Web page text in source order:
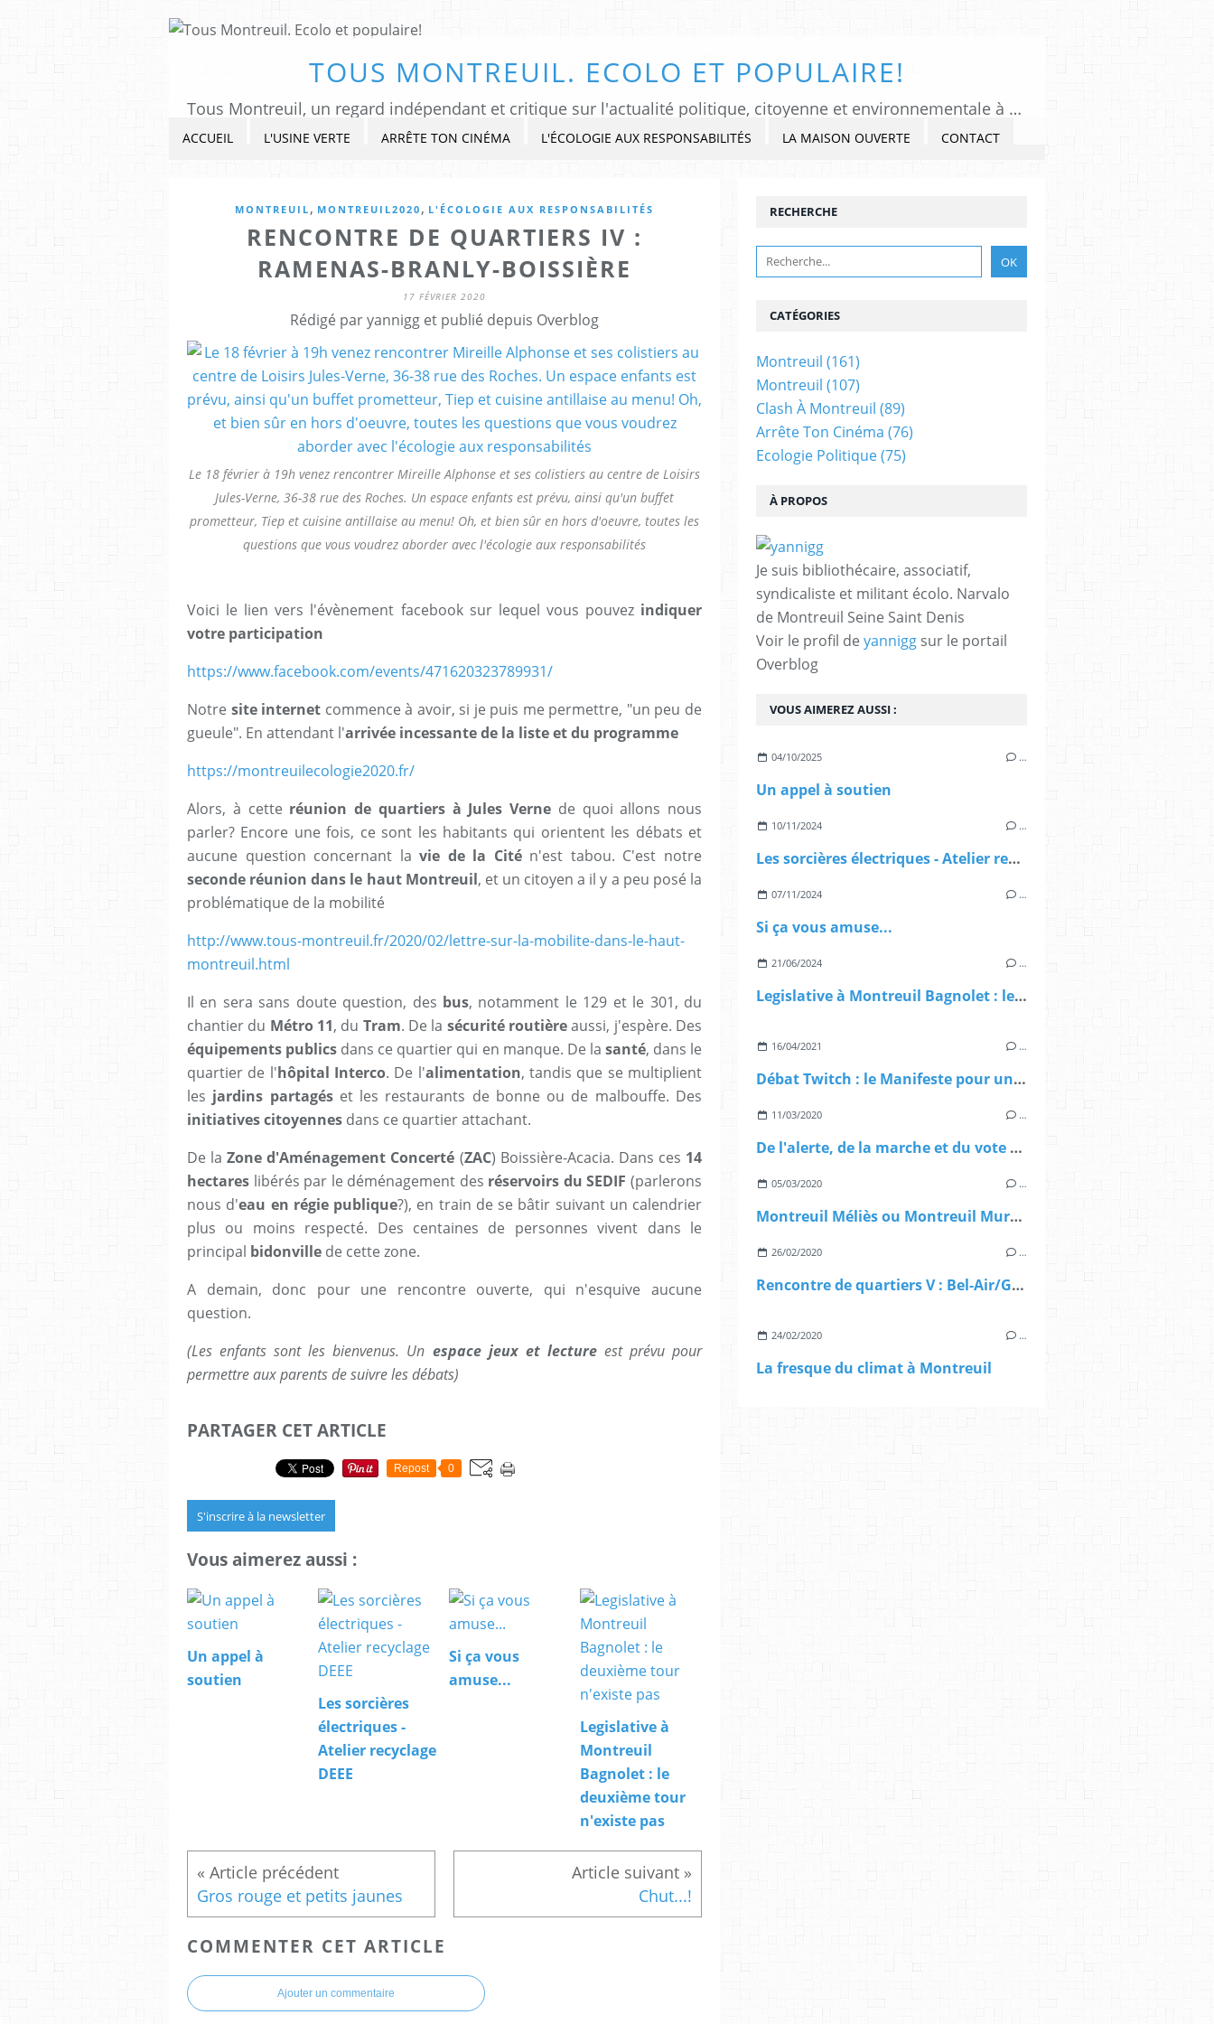
TOUS MONTREUIL. ECOLO ET POPULAIRE!
Tous Montreuil, un regard indépendant et critique sur l'actualité politique, citoyenne et environnementale à Montreuil sous Bois, Seine-Saint-Denis. Veiller, Lancer l'alerte, commenter et critiquer l'exercice du pouvoir, s'impliquer dans la Cité, au présent et au futur!
ACCUEIL L'USINE VERTE ARRÊTE TON CINÉMA L'ÉCOLOGIE AUX RESPONSABILITÉS LA MAISON OUVERTE CONTACT
MONTREUIL , MONTREUIL2020 , L'ÉCOLOGIE AUX RESPONSABILITÉS
RENCONTRE DE QUARTIERS IV :
RAMENAS-BRANLY-BOISSIÈRE
17 FÉVRIER 2020
Rédigé par yannigg et publié depuis Overblog
Le 18 février à 19h venez rencontrer Mireille Alphonse et ses colistiers au centre de Loisirs
Jules-Verne, 36-38 rue des Roches. Un espace enfants est prévu, ainsi qu'un buffet
prometteur, Tiep et cuisine antillaise au menu! Oh, et bien sûr en hors d'oeuvre, toutes les
questions que vous voudrez aborder avec l'écologie aux responsabilités
Voici le lien vers l'évènement facebook sur lequel vous pouvez indiquer
votre participation
https://www.facebook.com/events/471620323789931/
Notre site internet commence à avoir, si je puis me permettre, "un peu de
gueule". En attendant l'arrivée incessante de la liste et du programme
https://montreuilecologie2020.fr/
Alors, à cette réunion de quartiers à Jules Verne de quoi allons nous
parler? Encore une fois, ce sont les habitants qui orientent les débats et
aucune question concernant lavie de la Citén'est tabou. C'est notre
seconde réunion dans le haut Montreuil, et un citoyen a il y a peu posé la
problématique de la mobilité
http://www.tous-montreuil.fr/2020/02/lettre-sur-la-mobilite-dans-le-haut-
montreuil.html
Il en sera sans doute question, des bus, notamment le 129 et le 301, du
chantier du Métro 11, du Tram. De la sécurité routièreaussi, j'espère. Des
équipements publics dans ce quartier qui en manque. De la santé, dans le
quartier de l'hôpital Interco. De l'alimentation, tandis que se multiplient
les jardins partagéset les restaurants de bonne ou de malbouffe. Des
initiatives citoyennes dans ce quartier attachant.
De laZone d'Aménagement Concerté (ZAC) Boissière-Acacia. Dans ces 14
hectares libérés par le déménagement des réservoirs du SEDIF(parlerons
nous d'eau en régie publique?), en train de se bâtir suivant un calendrier
plus ou moins respecté. Des centaines de personnes vivent dans le
principal bidonville de cette zone.
A demain, donc pour une rencontre ouverte, qui n'esquive aucune
question.
(Les enfants sont les bienvenus. Un espace jeux et lectureest prévu pour
permettre aux parents de suivre les débats)
PARTAGER CET ARTICLE
Repost 0
S'inscrire à la newsletter
Vous aimerez aussi :
Un appel à
soutien
Les sorcières
électriques -
Atelier recyclage
DEEE
Si ça vous
amuse...
Legislative à
Montreuil
Bagnolet : le
deuxième tour
n'existe pas
Gros rouge et petits jaunes Chut...!
COMMENTER CET ARTICLE
Ajouter un commentaire
RECHERCHE
À PROPOS
Je suis bibliothécaire, associatif,
syndicaliste et militant écolo. Narvalo
de Montreuil Seine Saint Denis
Voir le profil de yannigg sur le portail
Overblog
VOUS AIMEREZ AUSSI :
04/10/2025 …
Un appel à soutien
10/11/2024 …
Les sorcières électriques - Atelier recyclage DEEE
07/11/2024 …
Si ça vous amuse...
21/06/2024 …
Legislative à Montreuil Bagnolet : le deuxième tour n'existe pas
16/04/2021 …
Débat Twitch : le Manifeste pour une démocratie alimentaire à Montreuil
11/03/2020 …
De l'alerte, de la marche et du vote à Montreuil
05/03/2020 …
Montreuil Méliès ou Montreuil Murs à Pêches?
26/02/2020 …
Rencontre de quartiers V : Bel-Air/Grands-Pêchers/ haut Montreuil
24/02/2020 …
La fresque du climat à Montreuil
CATÉGORIES
Montreuil (161)
Montreuil (107)
Clash À Montreuil (89)
Arrête Ton Cinéma (76)
Ecologie Politique(75)